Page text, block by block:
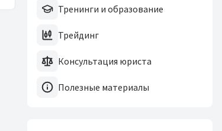
Тренинги и образование
Трейдинг
Консультация юриста
Полезные материалы